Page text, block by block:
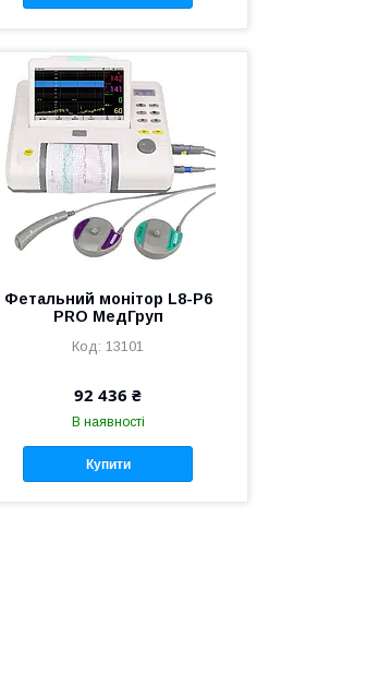
Фетальний монітор L8-P6
PRO МедГруп
13101
92 436 ₴
В наявності
Купити